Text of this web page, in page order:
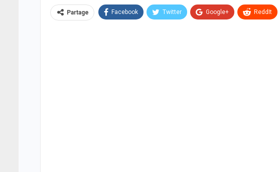
Partage Facebook Twitter Google+ ReddIt